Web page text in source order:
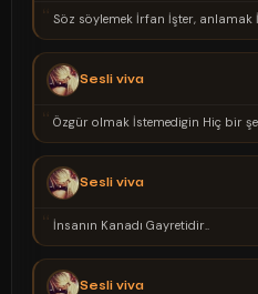
Söz söylemek İrfan İşter, anlamak
Sesli viva
Özgür olmak İstemedigin Hiç bir
Sesli viva
İnsanın Kanadı Gayretidir..
Sesli viva